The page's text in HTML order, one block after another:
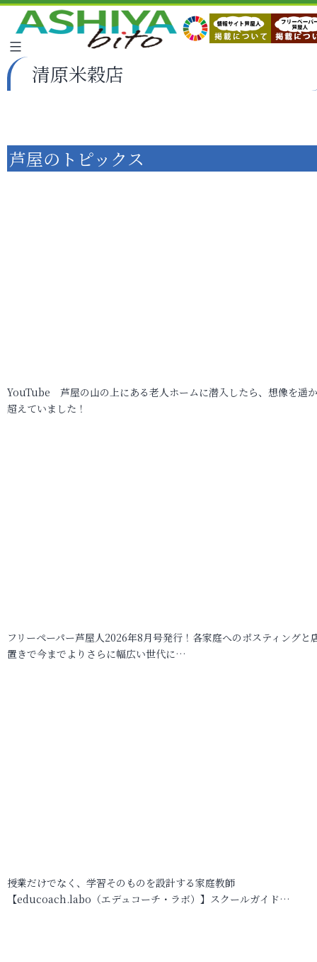
清原米穀店
芦屋のトピックス
YouTube 芦屋の山の上にある老人ホームに潜入したら、想像を遥
超えていました！
フリーペーパー芦屋人2026年8月号発行！各家庭へのポスティングと
置きで今までよりさらに幅広い世代に…
授業だけでなく、学習そのものを設計する家庭教師
【educoach.labo（エデュコーチ・ラボ）】スクールガイド…